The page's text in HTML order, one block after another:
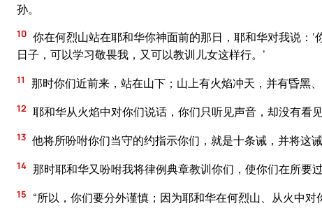
孙。
10 你在何烈山站在耶和华你神面前的那日，耶和华对我说：
日子，可以学习敬畏我，又可以教训儿女这样行。’
11 那时你们近前来，站在山下；山上有火焰冲天，并有昏黑、
12 耶和华从火焰中对你们说话，你们只听见声音，却没有看见
13 他将所吩咐你们当守的约指示你们，就是十条诫，并将这诫
14 那时耶和华又吩咐我将律例典章教训你们，使你们在所要
15 “所以，你们要分外谨慎；因为耶和华在何烈山、从火中对